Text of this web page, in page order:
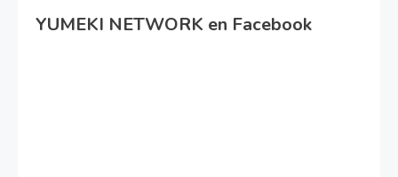
YUMEKI NETWORK en Facebook